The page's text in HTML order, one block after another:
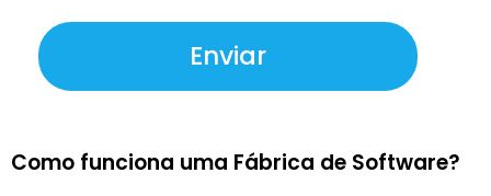
Como funciona uma Fábrica de Software?